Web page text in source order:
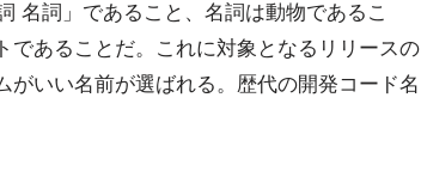
名詞」であること、名詞は動物であるこ
であることだ。これに対象となるリリースの
いい名前が選ばれる。歴代の開発コード名